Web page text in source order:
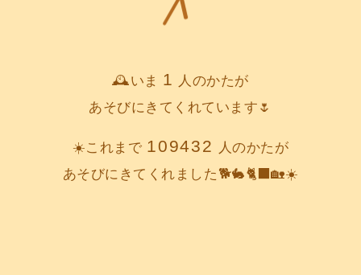
🕰️いま 1
人のかたが
あそびにきてくれています🌷
☀️これまで 109432
人のかたが
あそびにきてくれました🐕️🐇🐈‍⬛🏡☀️